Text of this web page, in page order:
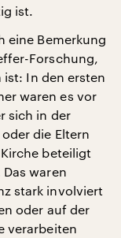
ist.
eine Bemerkung
Forschung,
In den ersten
waren es vor
sich in der
die Eltern
beteiligt
waren
stark involviert
oder auf der
verarbeiten